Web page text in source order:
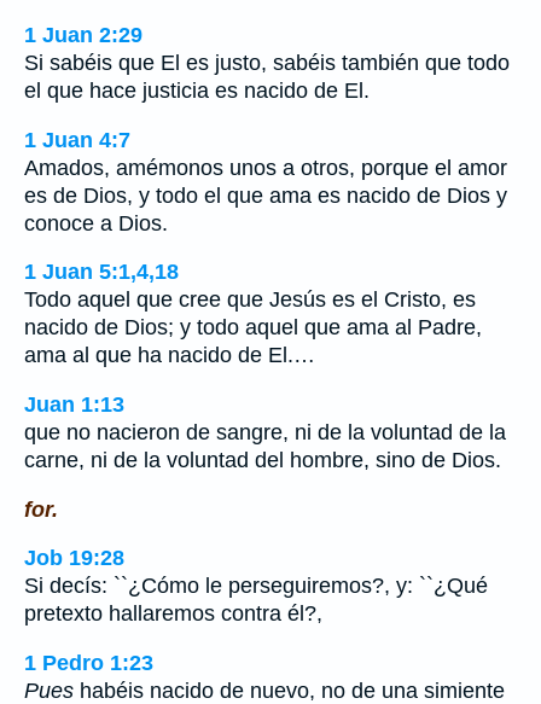
1 Juan 2:29
Si sabéis que El es justo, sabéis también que todo
el que hace justicia es nacido de El.
1 Juan 4:7
Amados, amémonos unos a otros, porque el amor
es de Dios, y todo el que ama es nacido de Dios y
conoce a Dios.
1 Juan 5:1,4,18
Todo aquel que cree que Jesús es el Cristo, es
nacido de Dios; y todo aquel que ama al Padre,
ama al que ha nacido de El.…
Juan 1:13
que no nacieron de sangre, ni de la voluntad de la
carne, ni de la voluntad del hombre, sino de Dios.
for.
Job 19:28
Si decís: ``¿Cómo le perseguiremos?, y: ``¿Qué
pretexto hallaremos contra él?,
1 Pedro 1:23
Pues habéis nacido de nuevo, no de una simiente